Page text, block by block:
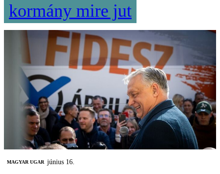
kormány mire jut
MAGYAR UGAR június 16.